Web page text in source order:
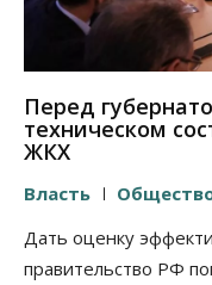
Перед
техническом
ЖКХ
Власть
Дать оценку
правительство РФ